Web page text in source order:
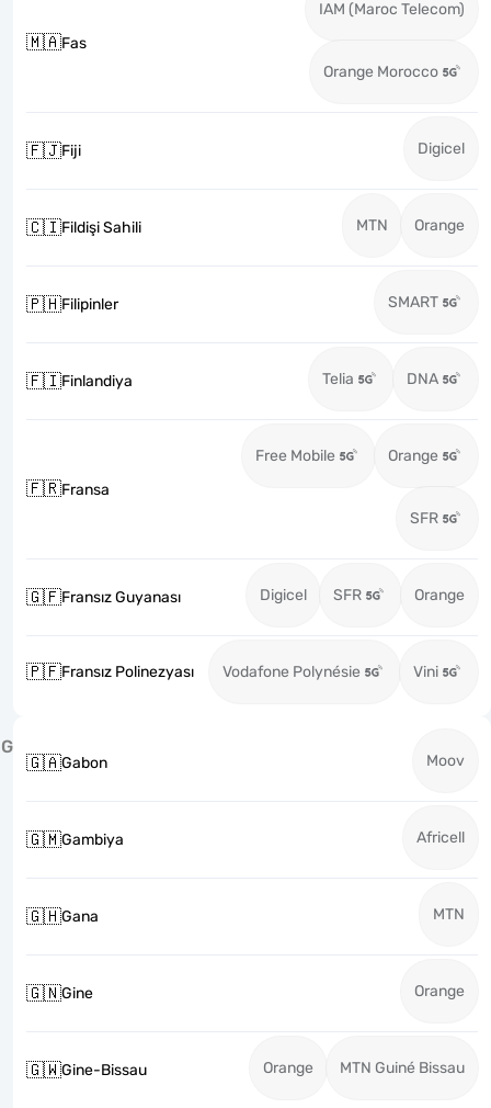
🇲🇦Fas
IAM (Maroc Telecom)
Orange Morocco
🇫🇯Fiji Digicel
🇨🇮Fildişi Sahili MTN Orange
🇵🇭Filipinler SMART
🇫🇮Finlandiya Telia DNA
🇫🇷Fransa
Free Mobile Orange
SFR
🇬🇫Fransız Guyanası Digicel SFR Orange
🇵🇫Fransız Polinezyası Vodafone Polynésie Vini
G
🇬🇦Gabon Moov
🇬🇲Gambiya Africell
🇬🇭Gana MTN
🇬🇳Gine Orange
🇬🇼Gine-Bissau Orange MTN Guiné Bissau